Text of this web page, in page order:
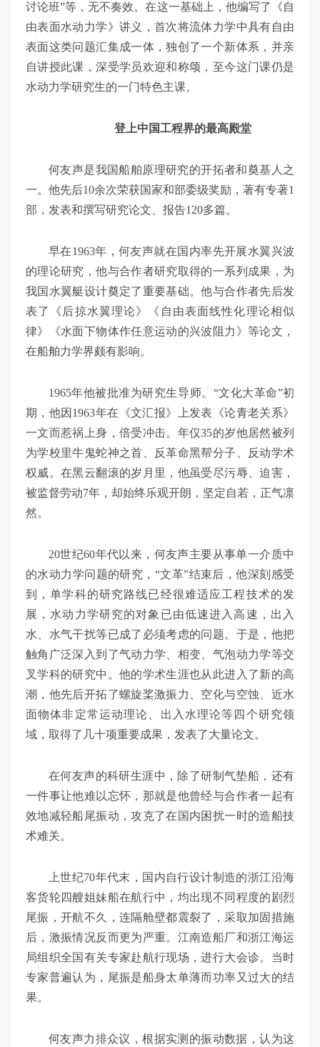
讨论班”等，无不奏效。在这一基础上，他编写了《自
由表面水动力学》讲义，首次将流体力学中具有自由
表面这类问题汇集成一体，独创了一个新体系，并亲
自讲授此课，深受学员欢迎和称颂，至今这门课仍是
水动力学研究生的一门特色主课。
登上中国工程界的最高殿堂
何友声是我国船舶原理研究的开拓者和奠基人之
一。他先后10余次荣获国家和部委级奖励，著有专著1
部，发表和撰写研究论文、报告120多篇。
早在1963年，何友声就在国内率先开展水翼兴波
的理论研究，他与合作者研究取得的一系列成果，为
我国水翼艇设计奠定了重要基础。他与合作者先后发
表了《后掠水翼理论》《自由表面线性化理论相似
律》《水面下物体作任意运动的兴波阻力》等论文，
在船舶力学界颇有影响。
1965年他被批准为研究生导师。“文化大革命”初
期，他因1963年在《文汇报》上发表《论青老关系》
一文而惹祸上身，倍受冲击。年仅35的岁他居然被列
为学校里牛鬼蛇神之首、反革命黑帮分子、反动学术
权威。在黑云翻滚的岁月里，他虽受尽污辱、迫害，
被监督劳动7年，却始终乐观开朗，坚定自若，正气凛
然。
20世纪60年代以来，何友声主要从事单一介质中
的水动力学问题的研究，“文革”结束后，他深刻感受
到，单学科的研究路线已经很难适应工程技术的发
展，水动力学研究的对象已由低速进入高速，出入
水、水气干扰等已成了必须考虑的问题。于是，他把
触角广泛深入到了气动力学、相变、气泡动力学等交
叉学科的研究中。他的学术生涯也从此进入了新的高
潮，他先后开拓了螺旋桨激振力、空化与空蚀、近水
面物体非定常运动理论、出入水理论等四个研究领
域，取得了几十项重要成果，发表了大量论文。
在何友声的科研生涯中，除了研制气垫船，还有
一件事让他难以忘怀，那就是他曾经与合作者一起有
效地减轻船尾振动，攻克了在国内困扰一时的造船技
术难关。
上世纪70年代末，国内自行设计制造的浙江沿海
客货轮四艘姐妹船在航行中，均出现不同程度的剧烈
尾振，开航不久，连隔舱壁都震裂了，采取加固措施
后，激振情况反而更为严重。江南造船厂和浙江海运
局组织全国有关专家赴航行现场，进行大会诊。当时
专家普遍认为，尾振是船身太单薄而功率又过大的结
果。
何友声力排众议，根据实测的振动数据，认为这